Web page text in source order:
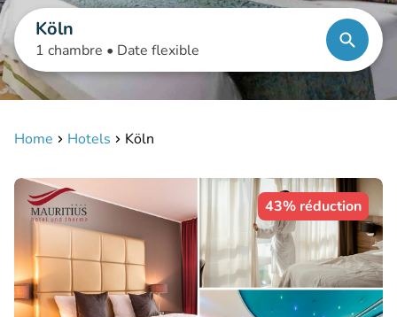
Köln
1 chambre • Date flexible
Home Hotels Köln
43% réduction